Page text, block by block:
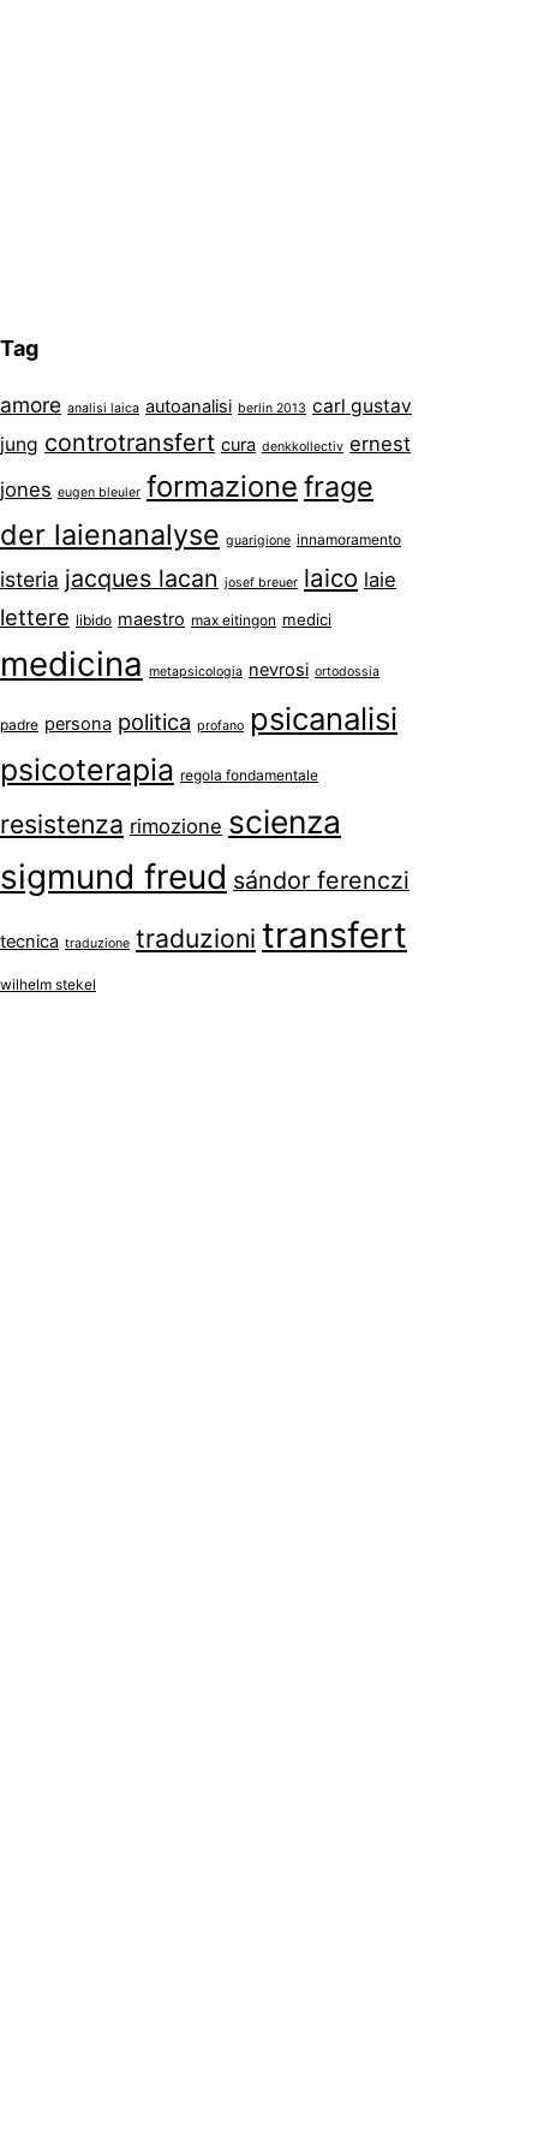
Tag
amore analisi laica autoanalisi berlin 2013 carl gustav
jung controtransfert cura denkkollectiv ernest
jones eugen bleuler formazione frage
der laienanalyse guarigione innamoramento
isteria jacques lacan josef breuer laico laie
lettere libido maestro max eitingon medici
medicina metapsicologia nevrosi ortodossia
padre persona politica profano psicanalisi
psicoterapia regola fondamentale
resistenza rimozione scienza
sigmund freud sándor ferenczi
tecnica traduzione traduzioni transfert
wilhelm stekel